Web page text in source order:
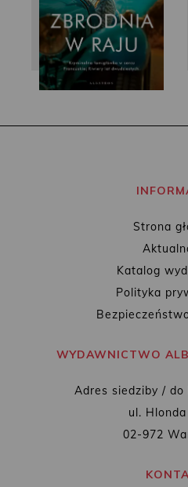
Strona
Katalog
Polityka
WYDAWNICTWO
Adres siedziby / do
ul.
02-972